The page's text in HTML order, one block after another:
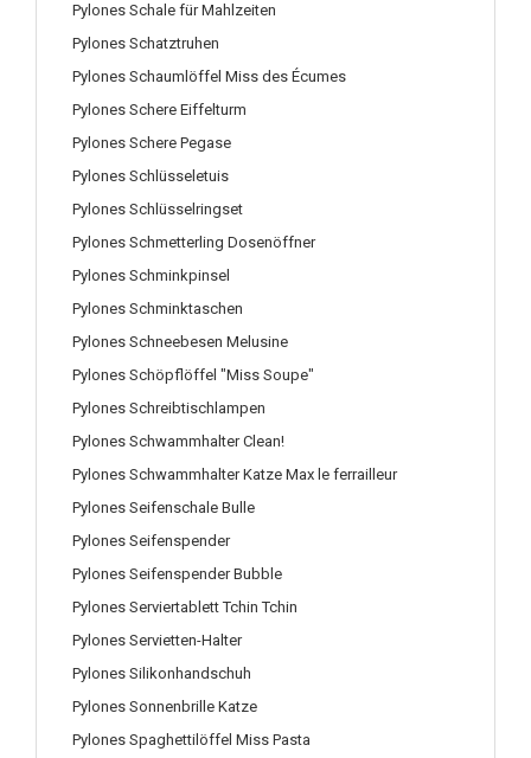
Pylones Schale für Mahlzeiten
Pylones Schatztruhen
Pylones Schaumlöffel Miss des Écumes
Pylones Schere Eiffelturm
Pylones Schere Pegase
Pylones Schlüsseletuis
Pylones Schlüsselringset
Pylones Schmetterling Dosenöffner
Pylones Schminkpinsel
Pylones Schminktaschen
Pylones Schneebesen Melusine
Pylones Schöpflöffel "Miss Soupe"
Pylones Schreibtischlampen
Pylones Schwammhalter Clean!
Pylones Schwammhalter Katze Max le ferrailleur
Pylones Seifenschale Bulle
Pylones Seifenspender
Pylones Seifenspender Bubble
Pylones Serviertablett Tchin Tchin
Pylones Servietten-Halter
Pylones Silikonhandschuh
Pylones Sonnenbrille Katze
Pylones Spaghettilöffel Miss Pasta